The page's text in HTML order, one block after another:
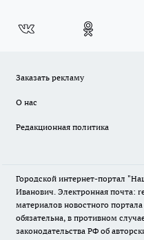
Заказать рекламу
О нас
Редакционная политика
Городской интернет-портал
Иванович. Электронная почта:
материалов новостного
обязательна, в противном
законодательства РФ об